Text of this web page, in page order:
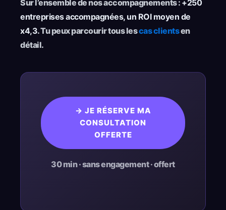
Sur l’ensemble de nos accompagnements : +250
entreprises accompagnées, un ROI moyen de
x4,3. Tu peux parcourir tous lescas clientsen
détail.
→ JE RÉSERVE MA
CONSULTATION
OFFERTE
30 min · sans engagement · offert